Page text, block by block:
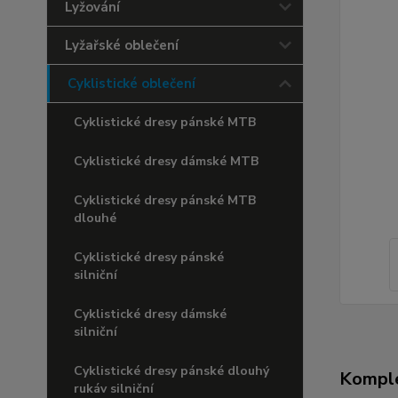
Lyžování
Lyžařské oblečení
Cyklistické oblečení
Cyklistické dresy pánské MTB
Cyklistické dresy dámské MTB
Cyklistické dresy pánské MTB
dlouhé
Cyklistické dresy pánské
silniční
Cyklistické dresy dámské
silniční
Cyklistické dresy pánské dlouhý
rukáv silniční